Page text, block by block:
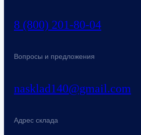
8 (800) 201-80-04
Вопросы и предложения
nasklad140@gmail.com
Адрес склада